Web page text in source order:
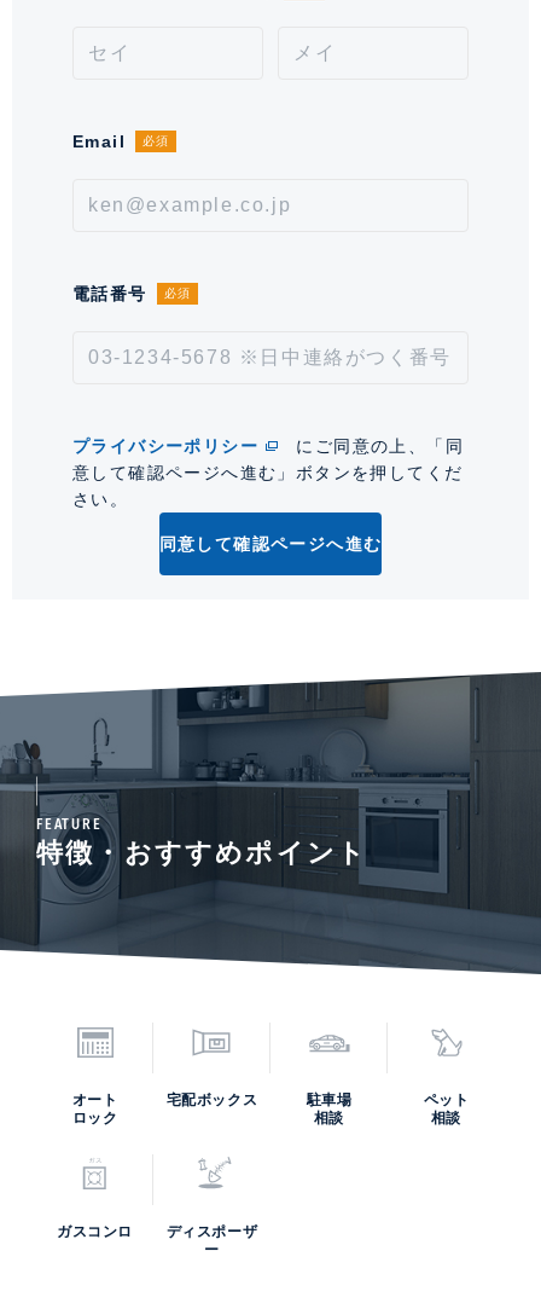
16,500円(税込)/基■禁煙■ペット飼育時、敷金1ヶ月積
情報更新日 2026年8月7日
Email 必須
電話番号 必須
プライバシーポリシー
にご同意の上、「同
意して確認ページへ進む」ボタンを押してくだ
さい。
同意して確認ページへ進む
FEATURE
特徴・おすすめポイント
オート
ロック
宅配ボックス
駐車場
相談
ペット
相談
ガスコンロ
ディスポーザ
ー